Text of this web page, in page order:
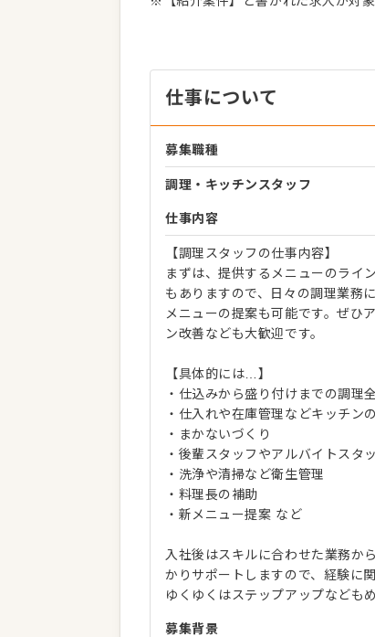
仕事について
募集職種
調理・キッチンスタッフ
仕事内容
【調理スタッフの仕事内容】
まずは、提供するメニューのライ
もありますので、日々の調理業務
メニューの提案も可能です。ぜひ
ン改善なども大歓迎です。
【具体的には…】
・仕込みから盛り付けまでの調理
・仕入れや在庫管理などキッチン
・まかないづくり
・後輩スタッフやアルバイトスタ
・洗浄や清掃など衛生管理
・料理長の補助
・新メニュー提案 など
入社後はスキルに合わせた業務か
かりサポートしますので、経験に
ゆくゆくはステップアップなども
募集背景